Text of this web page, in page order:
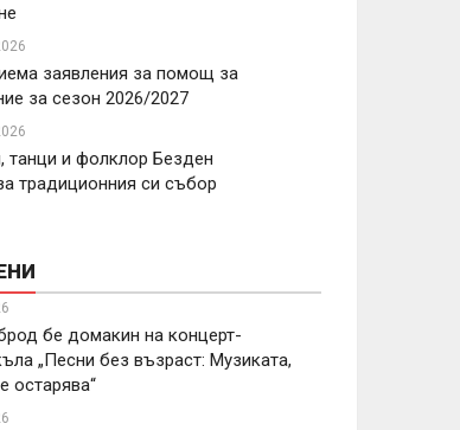
заявления за помощ за
за сезон 2026/2027
танци и фолклор Безден
традиционния си събор
бе домакин на концерт-
„Песни без възраст: Музиката,
остарява“